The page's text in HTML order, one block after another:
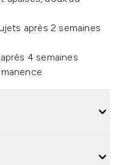
après 2 semaines
4 semaines